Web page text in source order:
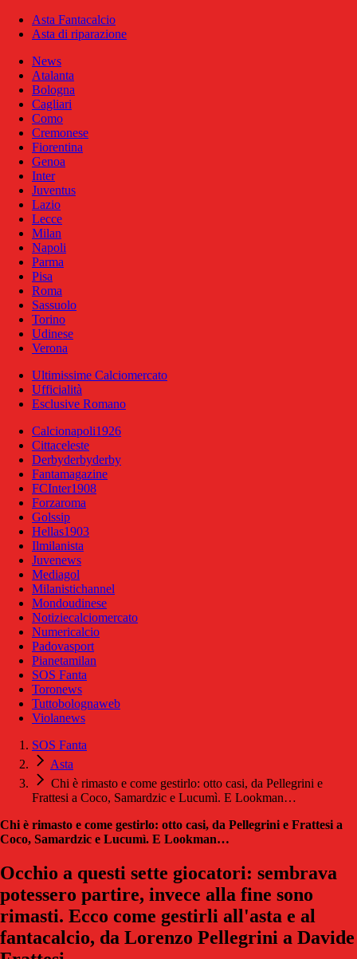
Asta Fantacalcio
Asta di riparazione
News
Atalanta
Bologna
Cagliari
Como
Cremonese
Fiorentina
Genoa
Inter
Juventus
Lazio
Lecce
Milan
Napoli
Parma
Pisa
Roma
Sassuolo
Torino
Udinese
Verona
Ultimissime Calciomercato
Ufficialità
Esclusive Romano
Calcionapoli1926
Cittaceleste
Derbyderbyderby
Fantamagazine
FCInter1908
Forzaroma
Golssip
Hellas1903
Ilmilanista
Juvenews
Mediagol
Milanistichannel
Mondoudinese
Notiziecalciomercato
Numericalcio
Padovasport
Pianetamilan
SOS Fanta
Toronews
Tuttobolognaweb
Violanews
SOS Fanta
Asta
Chi è rimasto e come gestirlo: otto casi, da Pellegrini e
Frattesi a Coco, Samardzic e Lucumì. E Lookman…
Chi è rimasto e come gestirlo: otto casi, da Pellegrini e Frattesi a
Coco, Samardzic e Lucumì. E Lookman…
Occhio a questi sette giocatori: sembrava
potessero partire, invece alla fine sono
rimasti. Ecco come gestirli all'asta e al
fantacalcio, da Lorenzo Pellegrini a Davide